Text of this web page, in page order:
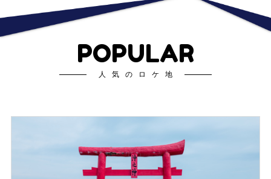
POPULAR
人気のロケ地